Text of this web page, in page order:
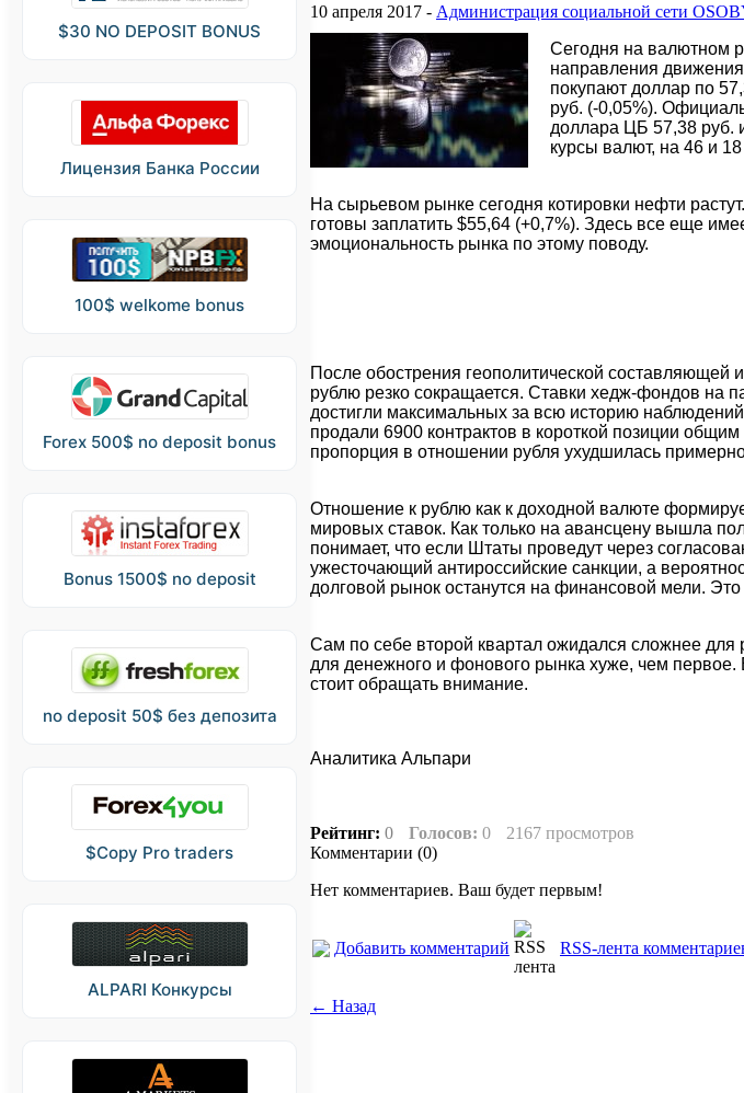
$30 NO DEPOSIT BONUS
Лицензия Банка России
100$ welkome bonus
Forex 500$ no deposit bonus
Bonus 1500$ no deposit
no deposit 50$ без депозита
$Copy Pro traders
ALPARI Конкурсы
10 апреля 2017 - Администрация социальной сети
Сегодня на валютном
направления
покупают доллар по
руб. (-0,05%).
доллара ЦБ 57,38 руб.
курсы валют, на 46 и
На сырьевом рынке сегодня котировки нефти
готовы заплатить $55,64 (+0,7%). Здесь все еще
эмоциональность рынка по этому поводу.
После обострения геополитической
рублю резко сокращается. Ставки хедж-фондов на
достигли максимальных за всю историю
продали 6900 контрактов в короткой позиции
пропорция в отношении рубля ухудшилась
Отношение к рублю как к доходной валюте
мировых ставок. Как только на авансцену вышла
понимает, что если Штаты проведут через
ужесточающий антироссийские санкции, а
долговой рынок останутся на финансовой мели.
Сам по себе второй квартал ожидался сложнее для
для денежного и фонового рынка хуже, чем первое.
стоит обращать внимание.
Аналитика Альпари
Рейтинг: 0 Голосов: 0
2167 просмотров
Комментарии (0)
Нет комментариев. Ваш будет первым!
Добавить комментарий RSS-лента
← Назад